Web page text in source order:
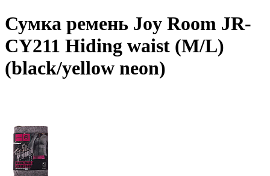
Сумка ремень Joy Room JR-
CY211 Hiding waist (M/L)
(black/yellow neon)